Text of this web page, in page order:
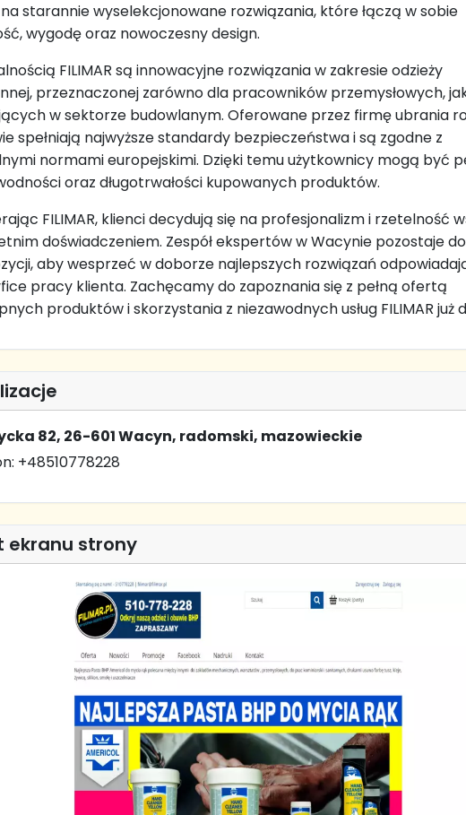
starannie wyselekcjonowane rozwiązania, które łączą w sobie
wygodę oraz nowoczesny design.
FILIMAR są innowacyjne rozwiązania w zakresie odzieży
przeznaczonej zarówno dla pracowników przemysłowych,
w sektorze budowlanym. Oferowane przez firmę ubrania
spełniają najwyższe standardy bezpieczeństwa i są zgodne z
normami europejskimi. Dzięki temu użytkownicy mogą być
oraz długotrwałości kupowanych produktów.
FILIMAR, klienci decydują się na profesjonalizm i rzetelność
doświadczeniem. Zespół ekspertów w Wacynie pozostaje do
aby wesprzeć w doborze najlepszych rozwiązań
pracy klienta. Zachęcamy do zapoznania się z pełną ofertą
produktów i skorzystania z niezawodnych usług FILIMAR już
82, 26-601 Wacyn, radomski, mazowieckie
+48510778228
ekranu strony